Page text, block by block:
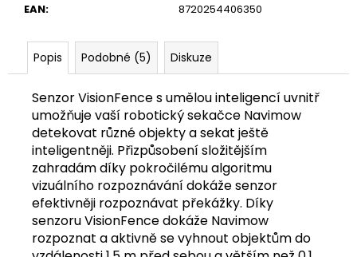
EAN: 8720254406350
Popis Podobné (5) Diskuze
Senzor VisionFence s umělou inteligencí uvnitř
umožňuje vaší robotický sekačce Navimow
detekovat různé objekty a sekat ještě
inteligentněji. Přizpůsobení složitějším
zahradám díky pokročilému algoritmu
vizuálního rozpoznávání dokáže senzor
efektivněji rozpoznávat překážky. Díky
senzoru VisionFence dokáže Navimow
rozpoznat a aktivně se vyhnout objektům do
I205E
AWD
990
Kč